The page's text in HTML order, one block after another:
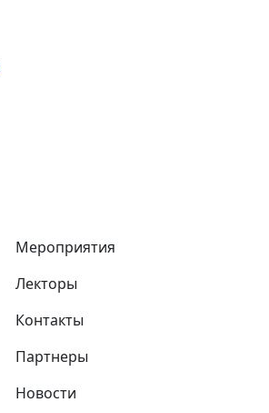
Мероприятия
Лекторы
Контакты
Партнеры
Новости